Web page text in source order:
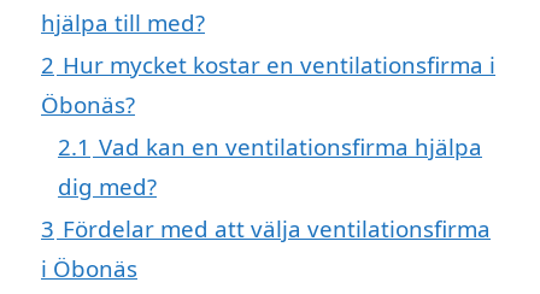
hjälpa till med?
2 Hur mycket kostar en ventilationsfirma i
Öbonäs?
2.1 Vad kan en ventilationsfirma hjälpa
dig med?
3 Fördelar med att välja ventilationsfirma
i Öbonäs